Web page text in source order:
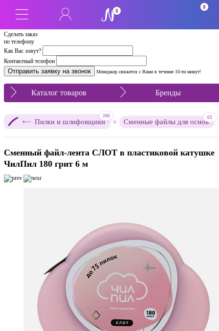
Сделать заказ
по телефону
Как Вас зовут?
Контактный телефон
Менеджер свяжется с Вами в течение 10-ти минут!
0
0
Каталог товаров Бренды
Пилки и шлифовщики
200
× Сменные файлы для основ
63
Сменный файл-лента СЛОТ в пластиковой катушке
ЧилПил 180 грит 6 м